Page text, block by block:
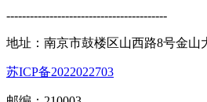
-----------------------------------------
地址：南京市鼓楼区山西路8号金山
苏ICP备2022022703